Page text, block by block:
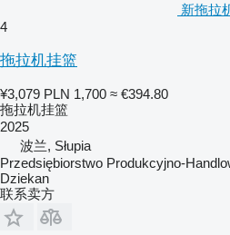
新拖拉
4
拖拉机挂篮
¥3,079 PLN 1,700 ≈ €394.80
拖拉机挂篮
2025
波兰, Słupia
Przedsiębiorstwo Produkcyjno-
Dziekan
联系卖方